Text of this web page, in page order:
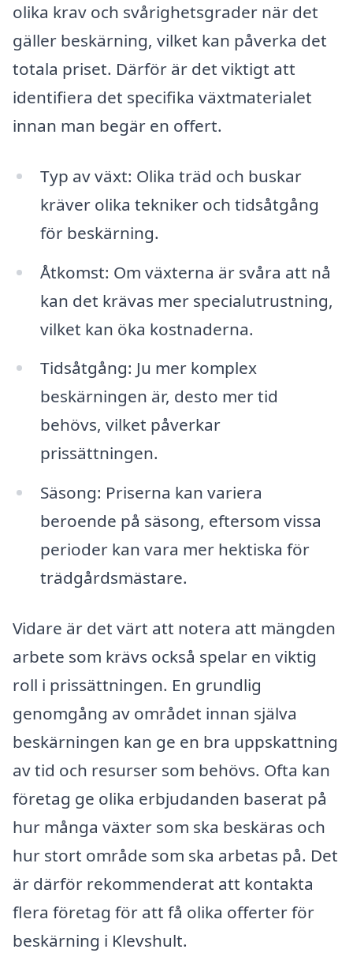
olika krav och svårighetsgrader när det
gäller beskärning, vilket kan påverka det
totala priset. Därför är det viktigt att
identifiera det specifika växtmaterialet
innan man begär en offert.
Typ av växt: Olika träd och buskar
kräver olika tekniker och tidsåtgång
för beskärning.
Åtkomst: Om växterna är svåra att nå
kan det krävas mer specialutrustning,
vilket kan öka kostnaderna.
Tidsåtgång: Ju mer komplex
beskärningen är, desto mer tid
behövs, vilket påverkar
prissättningen.
Säsong: Priserna kan variera
beroende på säsong, eftersom vissa
perioder kan vara mer hektiska för
trädgårdsmästare.
Vidare är det värt att notera att mängden
arbete som krävs också spelar en viktig
roll i prissättningen. En grundlig
genomgång av området innan själva
beskärningen kan ge en bra uppskattning
av tid och resurser som behövs. Ofta kan
företag ge olika erbjudanden baserat på
hur många växter som ska beskäras och
hur stort område som ska arbetas på. Det
är därför rekommenderat att kontakta
flera företag för att få olika offerter för
beskärning i Klevshult.